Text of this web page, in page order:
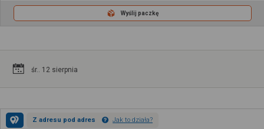
Wyślij paczkę
śr.. 12 sierpnia
Z adresu pod adres Jak to działa?